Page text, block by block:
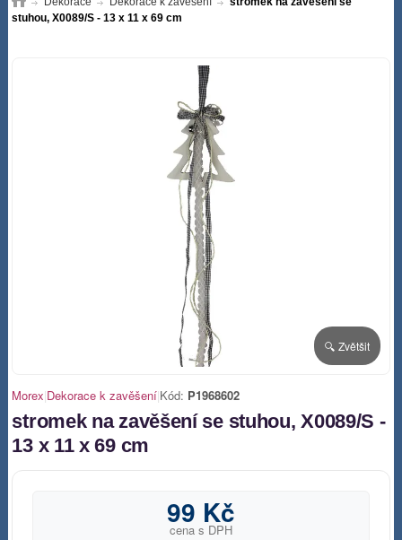
stuhou, X0089/S - 13 x 11 x 69 cm
🔍 Zvětšit
Morex|Dekorace k zavěšení|Kód: P1968602
stromek na zavěšení se stuhou, X0089/S -
13 x 11 x 69 cm
99 Kč
cena s DPH